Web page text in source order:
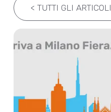
< TUTTI GLI ARTICOLI